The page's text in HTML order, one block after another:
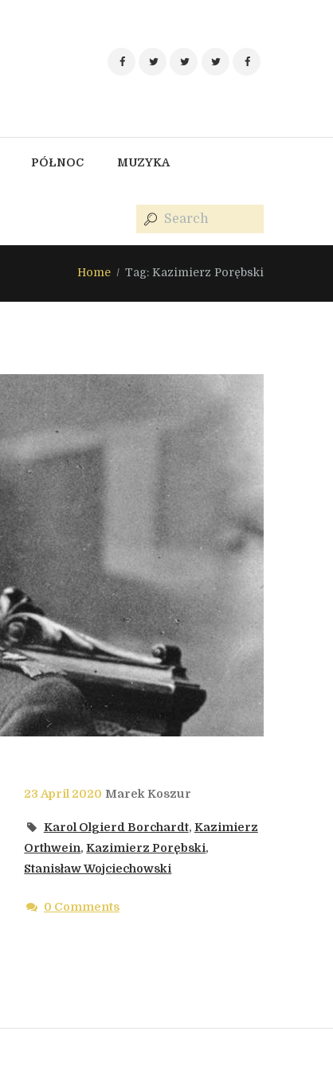
PÓŁNOC MUZYKA
Home Tag: Kazimierz Porębski
23 April 2020 Marek Koszur
Karol Olgierd Borchardt, Kazimierz
Orthwein,Kazimierz Porębski,
Stanisław Wojciechowski
0 Comments